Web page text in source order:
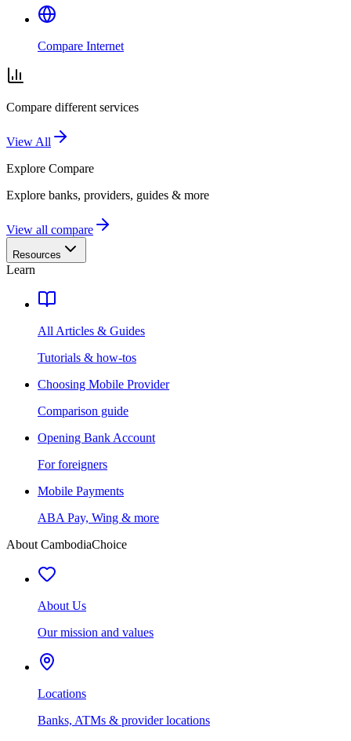
Compare Internet
Compare different services
View All
Explore Compare
Explore banks, providers, guides & more
View all compare
Resources
Learn
All Articles & Guides
Tutorials & how-tos
Choosing Mobile Provider
Comparison guide
Opening Bank Account
For foreigners
Mobile Payments
ABA Pay, Wing & more
About CambodiaChoice
About Us
Our mission and values
Locations
Banks, ATMs & provider locations